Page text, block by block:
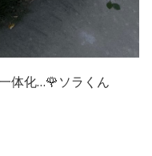
体化…🌹ソラくん